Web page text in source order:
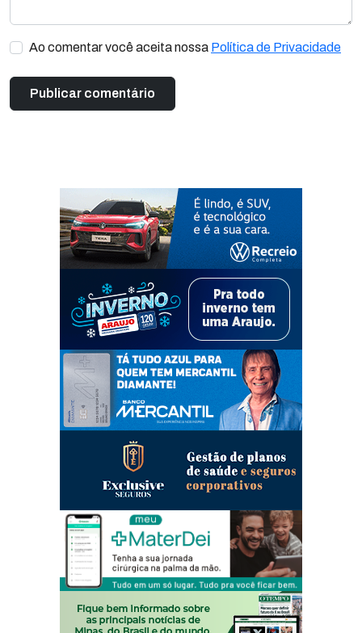
Ao comentar você aceita nossa Política de Privacidade